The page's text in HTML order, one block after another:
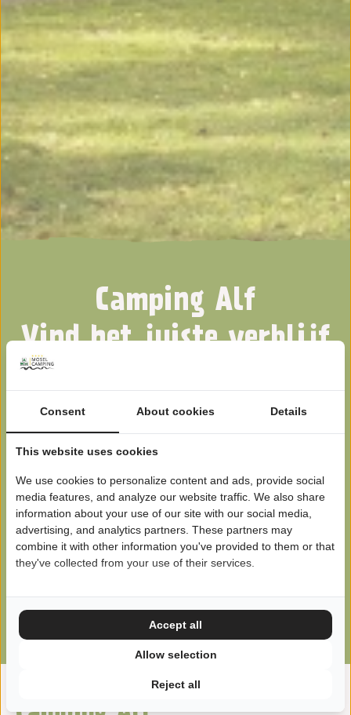
Consent About cookies Details
This website uses cookies
We use cookies to personalize content and ads, provide social
media features, and analyze our website traffic. We also share
information about your use of our site with our social media,
advertising, and analytics partners. These partners may
combine it with other information you've provided to them or that
they've collected from your use of their services.
Reject all
Allow selection
Accept all
Camping Alf
Vind het juiste verblijf
2 personen
6 augustus - 9 augustus
Zoeken